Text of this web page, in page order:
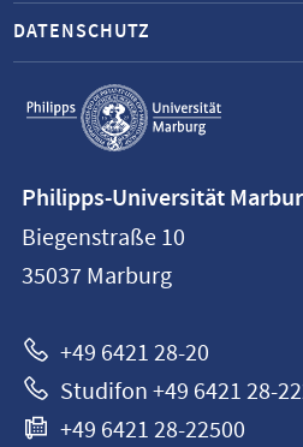
Service-
Navigation
DATENSCHUTZ
Philipps-
Universität
Marburg
Philipps-Universität
Biegenstraße 10
35037 Marburg
+49 6421 28-20
Studifon +49 6421 28-
+49 6421 28-22500